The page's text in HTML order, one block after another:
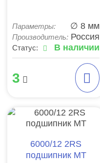
Параметры: ∅ 8 мм
Производитель: Россия
Статус: В наличии
3
6000/12 2RS
подшипник MT